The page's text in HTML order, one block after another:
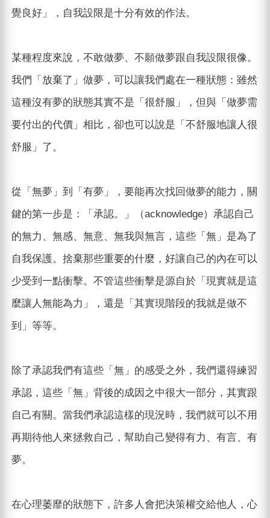
覺良好」，自我設限是十分有效的作法。
某種程度來說，不敢做夢、不願做夢跟自我設限很像。
我們「放棄了」做夢，可以讓我們處在一種狀態：雖然
這種沒有夢的狀態其實不是「很舒服」，但與「做夢需
要付出的代價」相比，卻也可以說是「不舒服地讓人很
舒服」了。
從「無夢」到「有夢」，要能再次找回做夢的能力，關
鍵的第一步是：「承認。」（acknowledge）承認自己
的無力、無感、無意、無我與無言，這些「無」是為了
自我保護。捨棄那些重要的什麼，好讓自己的內在可以
少受到一點衝擊。不管這些衝擊是源自於「現實就是這
麼讓人無能為力」，還是「其實現階段的我就是做不
到」等等。
除了承認我們有這些「無」的感受之外，我們還得練習
承認，這些「無」背後的成因之中很大一部分，其實跟
自己有關。當我們承認這樣的現況時，我們就可以不用
再期待他人來拯救自己，幫助自己變得有力、有言、有
夢。
在心理萎靡的狀態下，許多人會把決策權交給他人，心